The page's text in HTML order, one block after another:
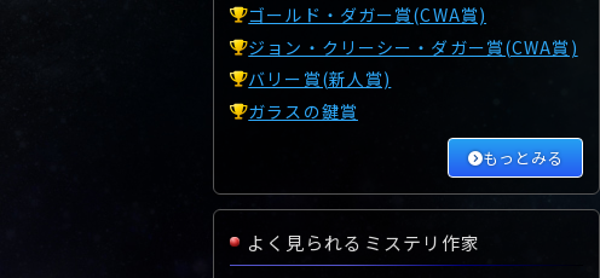
ゴールド・ダガー賞(CWA賞)
ジョン・クリーシー・ダガー賞(CWA賞)
バリー賞(新人賞)
ガラスの鍵賞
もっとみる
よく見られるミステリ作家